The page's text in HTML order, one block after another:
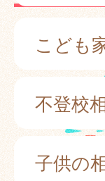
こども
不登校
子供の